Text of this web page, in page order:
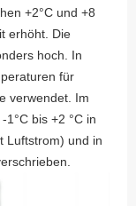
+2°C und +8
erhöht. Die
hoch. In
für
verwendet. Im
bis +2 °C in
Luftstrom) und in